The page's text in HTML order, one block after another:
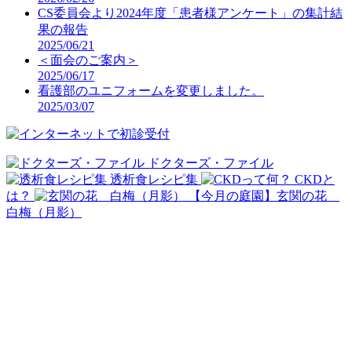
CS委員会より2024年度「患者様アンケート」の集計結
果の報告
2025/06/21
＜面会のご案内＞
2025/06/17
看護部のユニフォームを変更しました。
2025/03/07
ドクターズ・ファイル
透析食レシピ集
CKDと
は？
【今月の庭園】玄関の花
白梅（月影）